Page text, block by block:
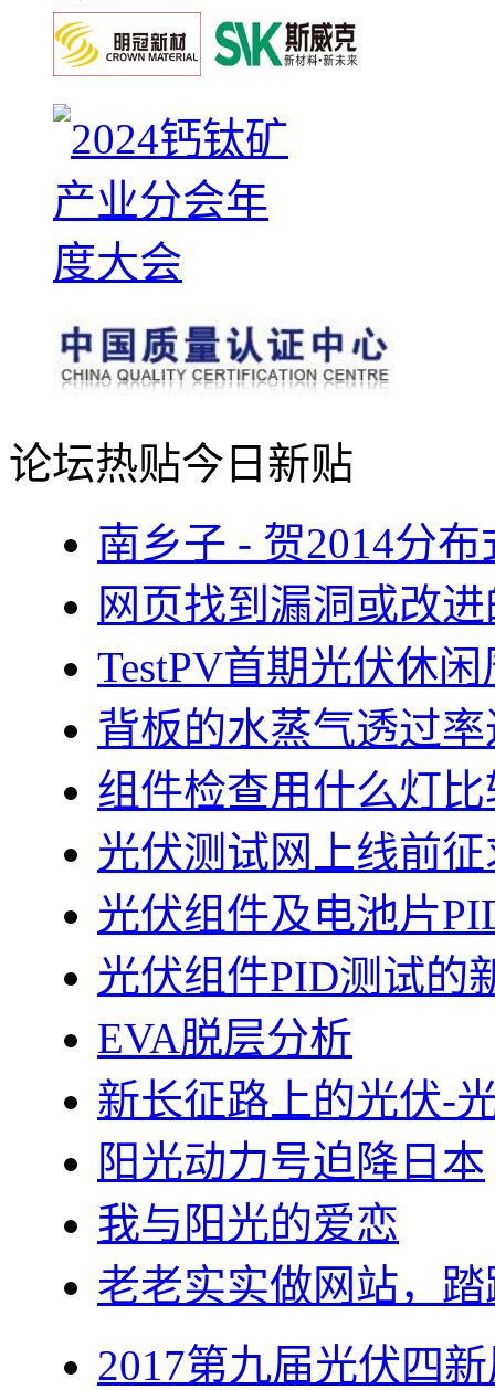
论坛热贴今日新贴
南乡子 - 贺2014分
网页找到漏洞或改
TestPV首期光伏休
背板的水蒸气透过
组件检查用什么灯
光伏测试网上线前
光伏组件及电池片
光伏组件PID测试的
EVA脱层分析
新长征路上的光伏-
阳光动力号迫降日本
我与阳光的爱恋
老老实实做网站，
2017第九届光伏四